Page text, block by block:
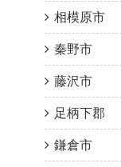
相模原市
秦野市
藤沢市
足柄下郡
鎌倉市